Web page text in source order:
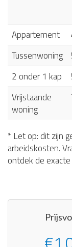
Appartement
Tussenwoning
2 onder 1 kap
Vrijstaande
woning
* Let op: dit zijn
arbeidskosten.
ontdek de exacte